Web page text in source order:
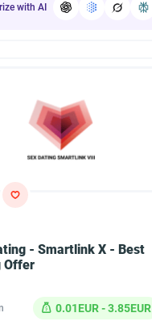
with AI
- Smartlink X - Best
Offer
0.01EUR - 3.85EUR